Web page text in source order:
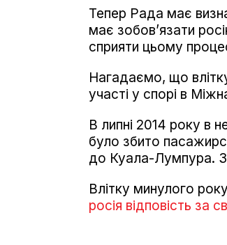
Тепер Рада має
має зобовʼязати
сприяти цьому
Нагадаємо, що
участі у спорі в
В липні 2014 року в
було збито
до Куала-Лумпура.
Влітку минулого
росія відповість за